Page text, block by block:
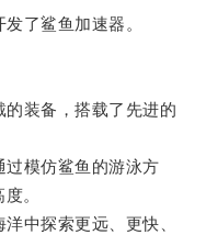
了鲨鱼加速器。
装备，搭载了先进的
模仿鲨鱼的游泳方
。
中探索更远、更快、